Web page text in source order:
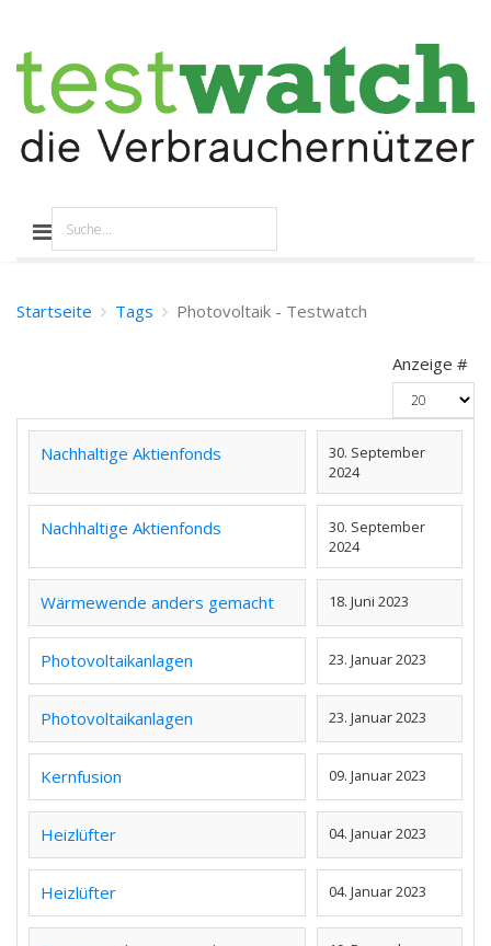
Startseite Tags Photovoltaik - Testwatch
Anzeige #
Nachhaltige Aktienfonds
30. September
2024
Nachhaltige Aktienfonds
30. September
2024
Wärmewende anders gemacht 18. Juni 2023
Photovoltaikanlagen 23. Januar 2023
Photovoltaikanlagen 23. Januar 2023
Kernfusion 09. Januar 2023
Heizlüfter 04. Januar 2023
Heizlüfter 04. Januar 2023